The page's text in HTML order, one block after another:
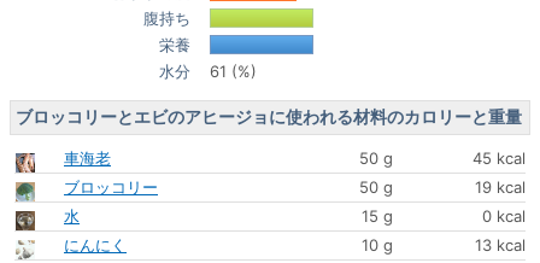
腹持ち
栄養
水分
61 (%)
ブロッコリーとエビのアヒージョに使われる材料のカロリーと重量
車海老 50 g
45 kcal
ブロッコリー
50 g
19 kcal
水
15 g
0 kcal
にんにく
10 g
13 kcal